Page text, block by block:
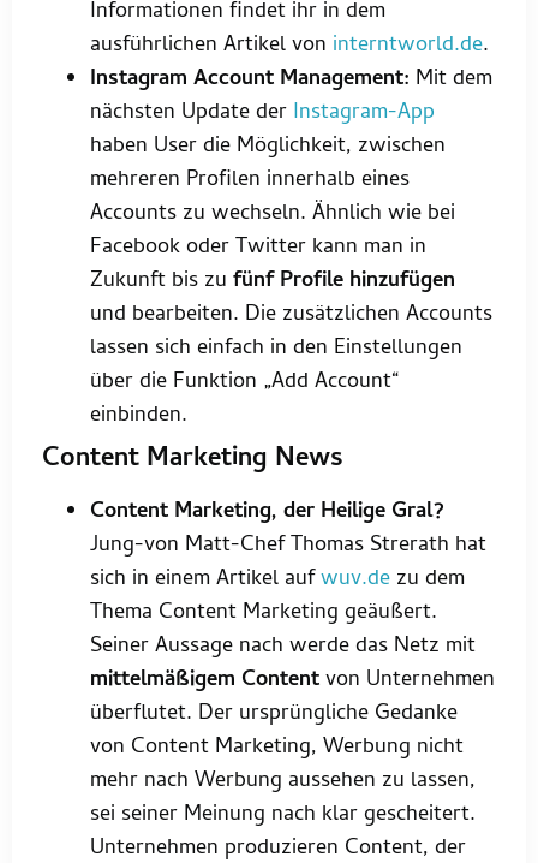
Informationen findet ihr in dem
ausführlichen Artikel von interntworld.de.
Instagram Account Management: Mit dem
nächsten Update der Instagram-App
haben User die Möglichkeit, zwischen
mehreren Profilen innerhalb eines
Accounts zu wechseln. Ähnlich wie bei
Facebook oder Twitter kann man in
Zukunft bis zu fünf Profile hinzufügen
und bearbeiten. Die zusätzlichen Accounts
lassen sich einfach in den Einstellungen
über die Funktion „Add Account“
einbinden.
Content Marketing News
Content Marketing, der Heilige Gral?
Jung-von Matt-Chef Thomas Strerath hat
sich in einem Artikel aufwuv.de zu dem
Thema Content Marketing geäußert.
Seiner Aussage nach werde das Netz mit
mittelmäßigem Contentvon Unternehmen
überflutet. Der ursprüngliche Gedanke
von Content Marketing, Werbung nicht
mehr nach Werbung aussehen zu lassen,
sei seiner Meinung nach klar gescheitert.
Unternehmen produzieren Content, der